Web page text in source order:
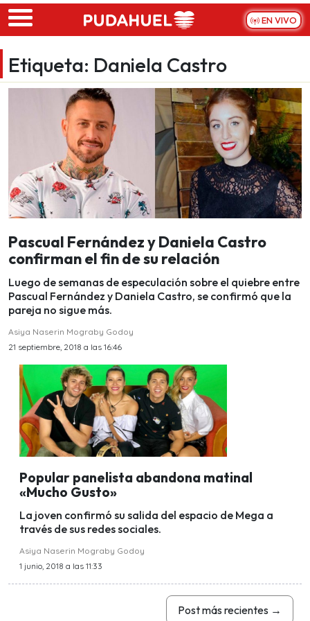
Skip to main content
EN VIVO
Etiqueta: Daniela Castro
Pascual Fernández y Daniela Castro
confirman el fin de su relación
Luego de semanas de especulación sobre el quiebre entre
Pascual Fernández y Daniela Castro, se confirmó que la
pareja no sigue más.
Asiya Naserin Mograby Godoy
21 septiembre, 2018 a las 16:46
Popular panelista abandona matinal
«Mucho Gusto»
La joven confirmó su salida del espacio de Mega a
través de sus redes sociales.
Asiya Naserin Mograby Godoy
1 junio, 2018 a las 11:33
Post más recientes →